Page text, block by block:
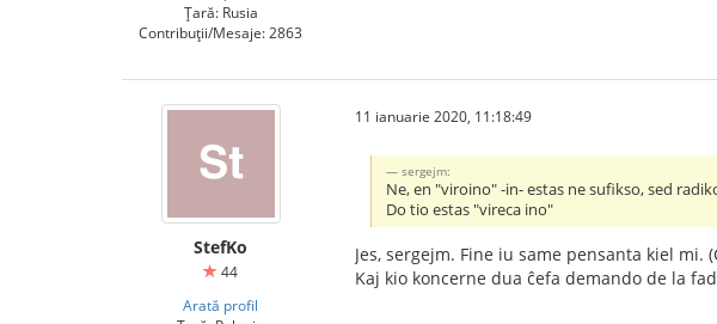
Țară: Rusia
Contribuții/Mesaje: 2863
StefKo
44
Arată profil
11 ianuarie 2020, 11:18:49
sergejm:
Ne, en "viroino" -in- estas ne sufikso, sed
Do tio estas "vireca ino"
Jes, sergejm. Fine iu same pensanta kiel mi.
Kaj kio koncerne dua ĉefa demando de la